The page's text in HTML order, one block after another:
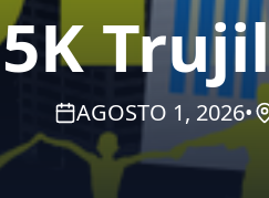
5K
AGOSTO 1, 2026•